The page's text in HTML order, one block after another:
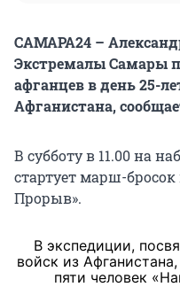
САМАРА24 –
Экстремалы Самары
афганцев в день 25-
Афганистана,
В субботу в 11.00 на
стартует марш-бросок
Прорыв».
В экспедиции,
войск из
пяти человек